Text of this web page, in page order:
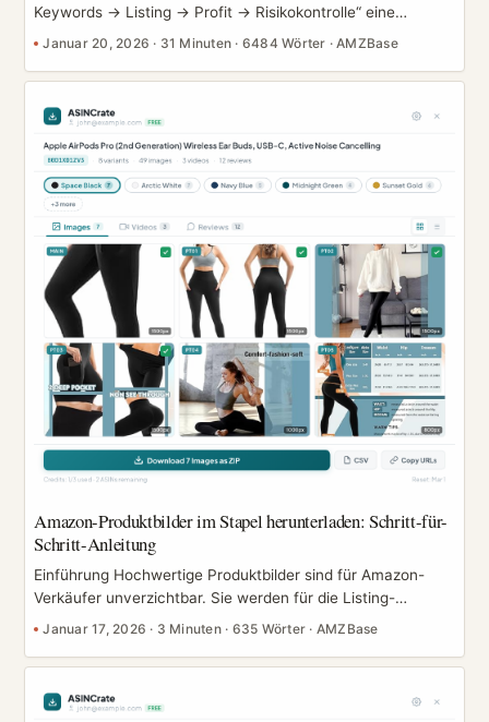
Keywords → Listing → Profit → Risikokontrolle“ eine
wiederholbare SOP Je länger man auf Amazon verkauft,
operatives Geschick, sondern ein fehlendes
Entscheidungssystem. Die Produktrecherche läuft nach
Bauchgefühl, die Keywords nach Vermutung, die Listings
nach Keyword-Stuffing, der Profit über die Abrechnung am
Schadensbegrenzung nach dem Vorfall. Kurzfristig mag das
Produktmatrix aufbaut, steigen die Kosten für Versuch und
Irrtum rasant. ...
Januar 20, 2026 · 31 Minuten · 6484 Wörter ·AMZBase
Amazon-Produktbilder im Stapel herunterladen: Schritt-für-
Schritt-Anleitung
Einführung Hochwertige Produktbilder sind für Amazon-
Verkäufer unverzichtbar. Sie werden für die Listing-
Optimierung, Werbe-Creatives, Wettbewerbsanalysen und
bietet jedoch keine offizielle Möglichkeit, Produktbilder im
Stapel herunterzuladen. Für Verkäufer, die mehrere ASINs
betreuen, ist das manuelle Speichern von Bildern eines
Januar 17, 2026 · 3 Minuten· 635 Wörter · AMZBase